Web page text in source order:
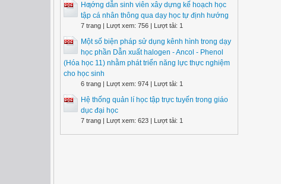
Hƣớng dẫn sinh viên xây dựng kế hoạch học
tập cá nhân thông qua dạy học tự định hướng
7 trang | Lượt xem: 756 | Lượt tải: 1
Một số biện pháp sử dụng kênh hình trong dạy
học phần Dẫn xuất halogen - Ancol - Phenol
(Hóa học 11) nhằm phát triển năng lực thực nghiệm
cho học sinh
6 trang | Lượt xem: 974 | Lượt tải: 1
Hệ thống quản lí học tập trực tuyến trong giáo
dục đại học
7 trang | Lượt xem: 623 | Lượt tải: 1